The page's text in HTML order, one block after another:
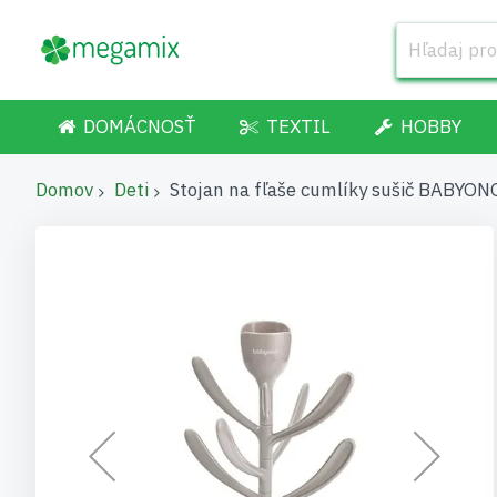
DOMÁCNOSŤ TEXTIL HOBBY
Domov Deti Stojan na fľaše cumlíky sušič